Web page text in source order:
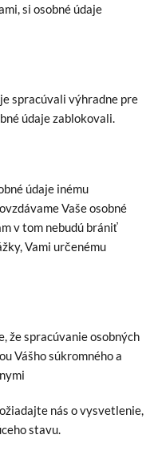
si osobné údaje
spracúvali výhradne pre
údaje zablokovali.
údaje inému
Vaše osobné
v tom nebudú brániť
Vami určenému
že spracúvanie osobných
Vášho súkromného a
nás o vysvetlenie,
stavu.